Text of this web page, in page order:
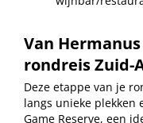
Van Hermanus
rondreis
Deze etappe van je
langs unieke plekken
Game Reserve, een